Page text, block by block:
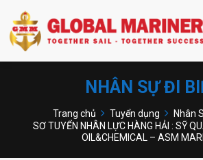
NHÂN SỰ ĐI
Trang chủ Tuyển dụng
Nhân
SƠ TUYỂN NHÂN LỰC HÀNG HẢI : SỸ
OIL&CHEMICAL – ASM